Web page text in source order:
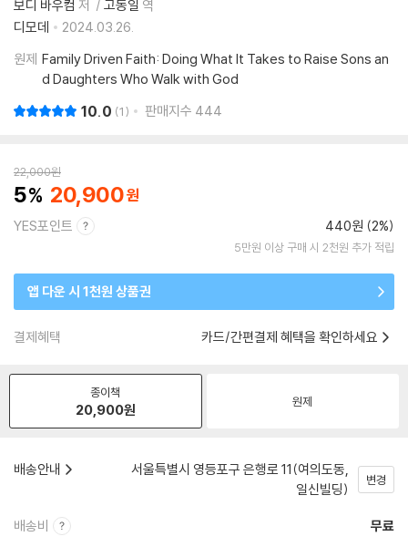
보디 바우컴 저 고동일 역
디모데
2024.03.26.
원제 Family Driven Faith: Doing What It Takes to Raise Sons an
d Daughters Who Walk with God
10.0 1 판매지수 444
22,000원
5 20,900
YES포인트 440원 (2%)
5만원 이상 구매 시 2천원 추가 적립
앱 다운 시 1천원 상품권
결제혜택 카드/간편결제 혜택을 확인하세요
종이책
20,900원 원제
배송안내
서울특별시 영등포구 은행로 11(여의도동,
일신빌딩)
변경
배송비 무료